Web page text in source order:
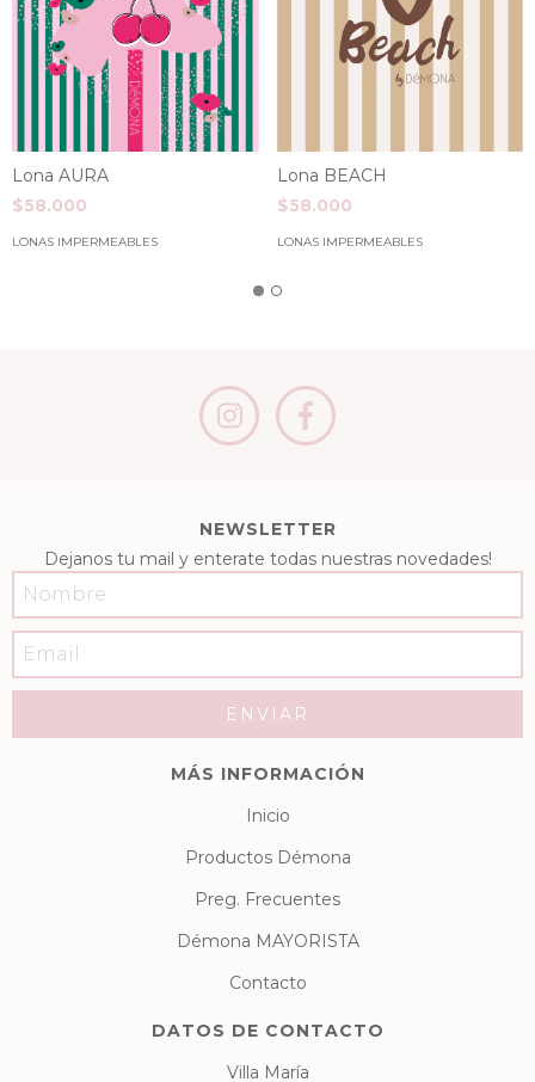
Lona AURA
$58.000
LONAS IMPERMEABLES
Lona BEACH
$58.000
LONAS IMPERMEABLES
NEWSLETTER
Dejanos tu mail y enterate todas nuestras novedades!
MÁS INFORMACIÓN
Inicio
Productos Démona
Preg. Frecuentes
Démona MAYORISTA
Contacto
DATOS DE CONTACTO
Villa María